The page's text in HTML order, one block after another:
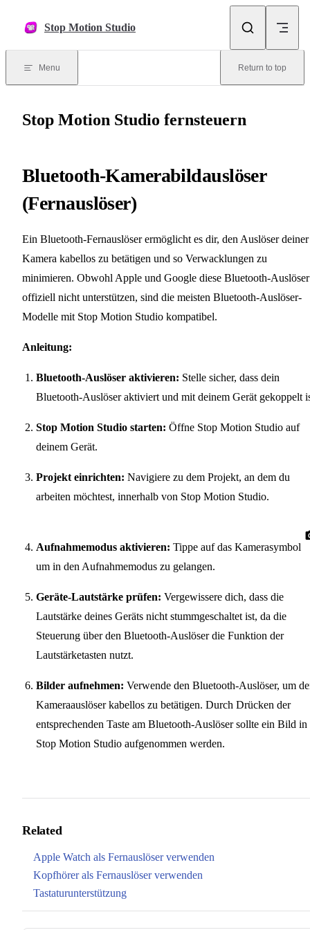
Stop Motion Studio
Menu Return to top
Stop Motion Studio fernsteuern
Bluetooth-Kamerabildauslöser
(Fernauslöser)
Ein Bluetooth-Fernauslöser ermöglicht es dir, den Auslöser deiner
Kamera kabellos zu betätigen und so Verwacklungen zu
minimieren. Obwohl Apple und Google diese Bluetooth-Auslöser
offiziell nicht unterstützen, sind die meisten Bluetooth-Auslöser-
Modelle mit Stop Motion Studio kompatibel.
Anleitung:
Bluetooth-Auslöser aktivieren: Stelle sicher, dass dein
Bluetooth-Auslöser aktiviert und mit deinem Gerät gekoppelt
Stop Motion Studio starten: Öffne Stop Motion Studio auf
deinem Gerät.
Projekt einrichten: Navigiere zu dem Projekt, an dem du
arbeiten möchtest, innerhalb von Stop Motion Studio.
Aufnahmemodus aktivieren: Tippe auf das Kamerasymbol
um in den Aufnahmemodus zu gelangen.
Geräte-Lautstärke prüfen: Vergewissere dich, dass die
Lautstärke deines Geräts nicht stummgeschaltet ist, da die
Steuerung über den Bluetooth-Auslöser die Funktion der
Lautstärketasten nutzt.
Bilder aufnehmen: Verwende den Bluetooth-Auslöser, um
Kameraauslöser kabellos zu betätigen. Durch Drücken der
entsprechenden Taste am Bluetooth-Auslöser sollte ein Bild in
Stop Motion Studio aufgenommen werden.
Related
Apple Watch als Fernauslöser verwenden
Kopfhörer als Fernauslöser verwenden
Tastaturunterstützung